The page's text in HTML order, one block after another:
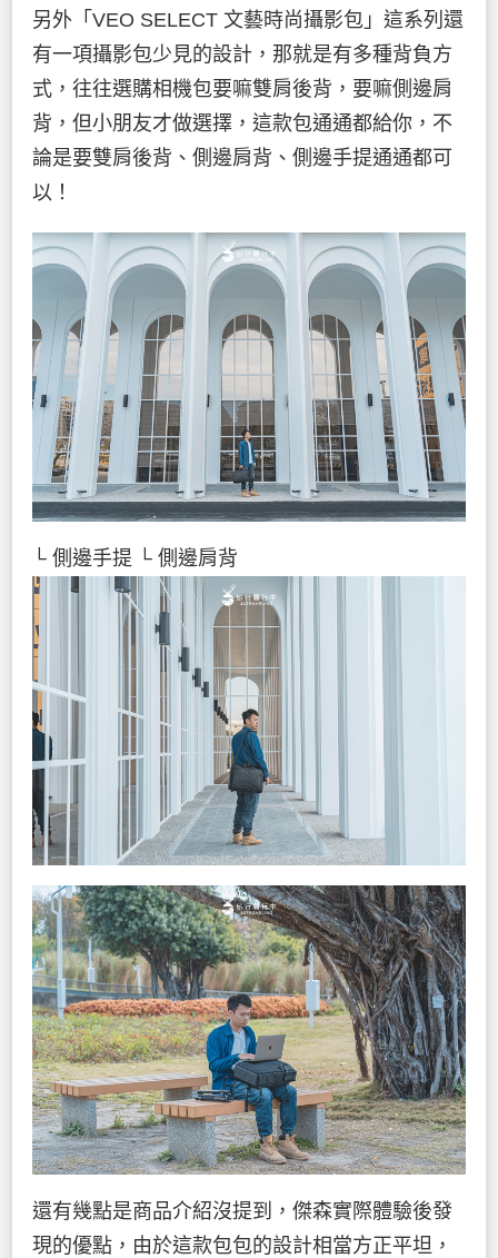
另外「VEO SELECT 文藝時尚攝影包」這系列還
有一項攝影包少見的設計，那就是有多種背負方
式，往往選購相機包要嘛雙肩後背，要嘛側邊肩
背，但小朋友才做選擇，這款包通通都給你，不
論是要雙肩後背、側邊肩背、側邊手提通通都可
以！
└ 側邊手提 └ 側邊肩背
還有幾點是商品介紹沒提到，傑森實際體驗後發
現的優點，由於這款包包的設計相當方正平坦，